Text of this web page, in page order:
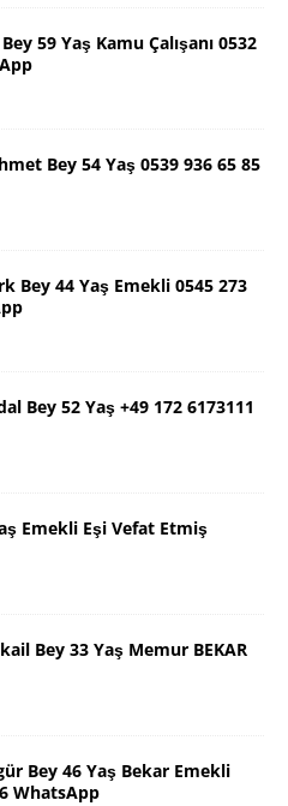
59 Yaş Kamu Çalışanı 0532
Bey 54 Yaş 0539 936 65 85
Bey 44 Yaş Emekli 0545 273
Bey 52 Yaş +49 172 6173111
Emekli Eşi Vefat Etmiş
Bey 33 Yaş Memur BEKAR
Bey 46 Yaş Bekar Emekli
WhatsApp